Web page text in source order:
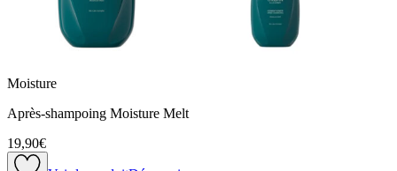
Moisture
Après-shampoing Moisture Melt
19,90€